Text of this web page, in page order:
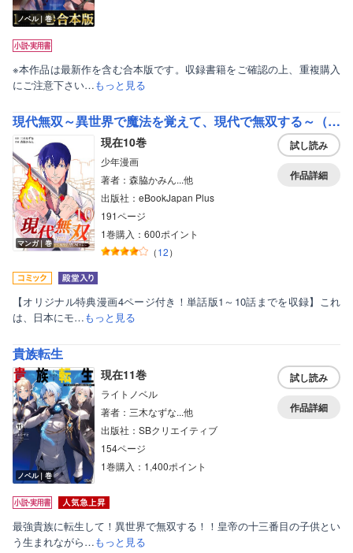
ノベル｜巻
※本作品は最新作を含む合本版です。収録書籍をご確認の上、重複購入
にご注意下さい…もっと見る
現代無双～異世界で魔法を覚えて、現代で無双する～（合本版）
マンガ｜巻
現在10巻
少年漫画
著者：森脇かみん...他
出版社：eBookJapan Plus
191ページ
1巻購入：600ポイント
（12）
試し読み
作品詳細
【オリジナル特典漫画4ページ付き！単話版1～10話までを収録】これ
は、日本にモ…もっと見る
貴族転生
ノベル｜巻
現在11巻
ライトノベル
著者：三木なずな...他
出版社：SBクリエイティブ
154ページ
1巻購入：1,400ポイント
試し読み
作品詳細
最強貴族に転生して！異世界で無双する！！皇帝の十三番目の子供とい
う生まれながら…もっと見る